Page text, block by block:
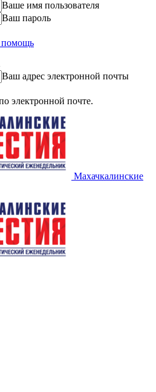
Ваше имя пользователя
Ваш пароль
помощь
Ваш адрес электронной почты
электронной почте.
Махачкалинские